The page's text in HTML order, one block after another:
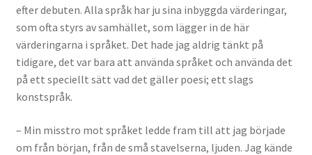
efter debuten. Alla språk har ju sina inbyggda värderingar,
som ofta styrs av samhället, som lägger in de här
värderingarna i språket. Det hade jag aldrig tänkt på
tidigare, det var bara att använda språket och använda det
på ett speciellt sätt vad det gäller poesi; ett slags
konstspråk.
– Min misstro mot språket ledde fram till att jag började
om från början, från de små stavelserna, ljuden. Jag kände